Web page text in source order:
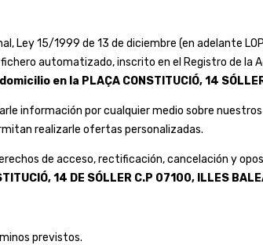
Ley 15/1999 de 13 de diciembre (en adelante
automatizado, inscrito en el Registro de la
en la PLAÇA CONSTITUCIÓ, 14
información por cualquier medio sobre
realizarle ofertas personalizadas.
de acceso, rectificación, cancelación y
14 DE SÓLLER C.P 07100, ILLES
previstos.